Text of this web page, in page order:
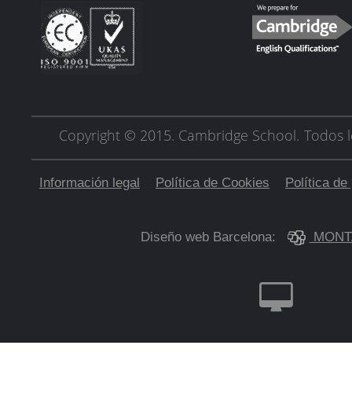
Copyright © 2015. Cambridge School. Todos
Información legal Política de Cookies Política de
Diseño web Barcelona: